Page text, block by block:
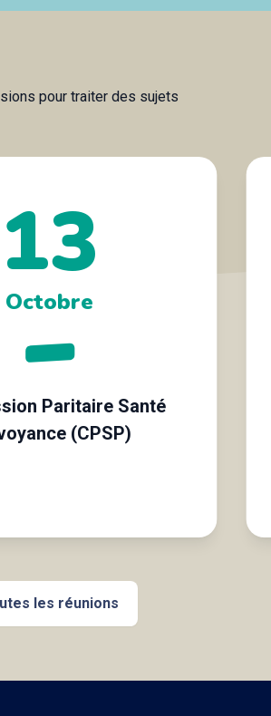
pour traiter des sujets
13
Octobre
Paritaire Santé
(CPSP)
les réunions